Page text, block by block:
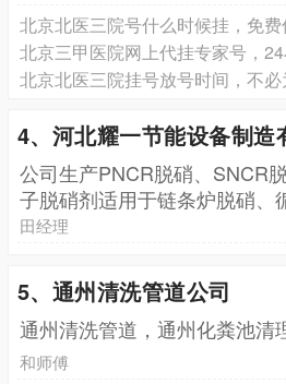
北京北医三院号什么时候挂，免
北京三甲医院网上代挂专家号，
北京北医三院挂号放号时间，不
4、河北耀一节能设备制造
公司生产PNCR脱硝、SNCR
子脱硝剂适用于链条炉脱硝、
生
田经理
5、通州清洗管道公司
通州清洗管道，通州化粪池清
和师傅